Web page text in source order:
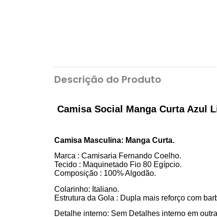
Descrição do Produto
Camisa Social Manga Curta Azul
Camisa Masculina: Manga Curta.
Marca : Camisaria Fernando Coelho.
Tecido : Maquinetado Fio 80 Egípcio.
Composição : 100% Algodão.
Colarinho: Italiano.
Estrutura da Gola : Dupla mais reforço com
Detalhe interno: Sem Detalhes interno em